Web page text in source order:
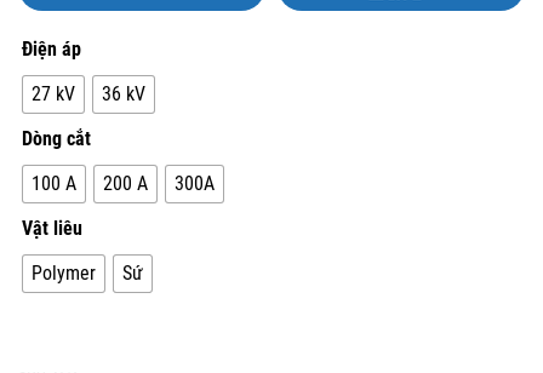
Điện áp
27 kV
36 kV
Dòng cắt
100 A
200 A
300A
Vật liêu
Polymer
Sứ